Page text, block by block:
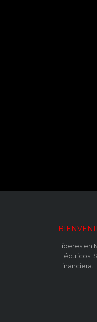
Líderes en
Eléctricos.
Financiera.